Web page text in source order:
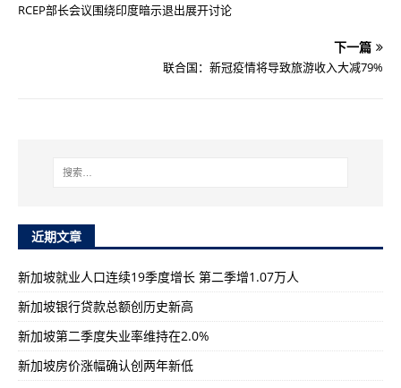
RCEP部长会议围绕印度暗示退出展开讨论
下一篇
联合国：新冠疫情将导致旅游收入大减79%
近期文章
新加坡就业人口连续19季度增长 第二季增1.07万人
新加坡银行贷款总额创历史新高
新加坡第二季度失业率维持在2.0%
新加坡房价涨幅确认创两年新低